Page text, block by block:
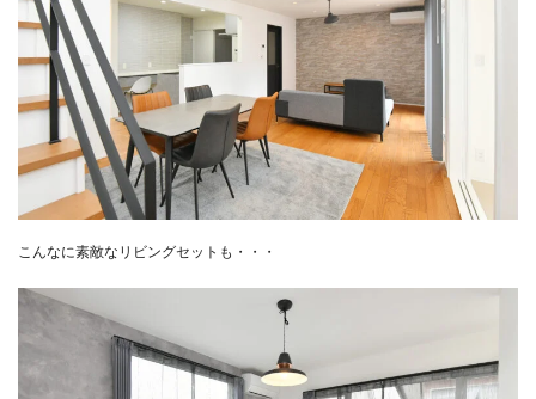
こんなに素敵なリビングセットも・・・